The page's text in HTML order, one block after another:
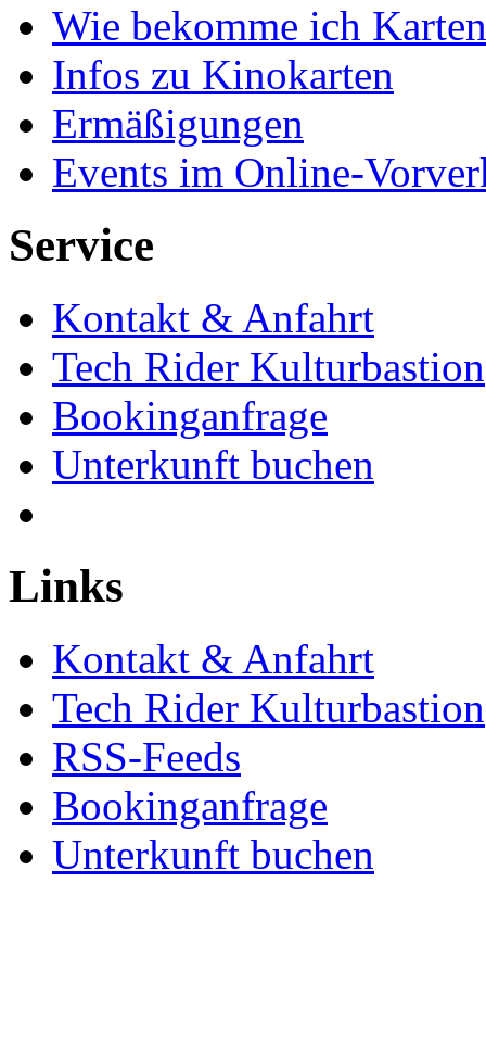
Wie bekomme ich
Infos zu Kinokarten
Ermäßigungen
Events im Online-
Service
Kontakt & Anfahrt
Tech Rider Kulturbastion
Bookinganfrage
Unterkunft buchen
Links
Kontakt & Anfahrt
Tech Rider Kulturbastion
RSS-Feeds
Bookinganfrage
Unterkunft buchen